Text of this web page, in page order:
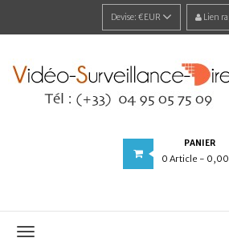
Devise: €EUR Lien
PANIER
0 Article -
Navigation